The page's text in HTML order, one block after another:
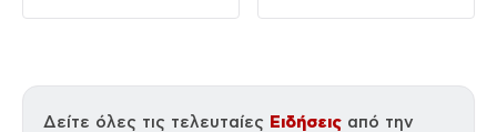
Δείτε όλες τις τελευταίες Ειδήσεις από την